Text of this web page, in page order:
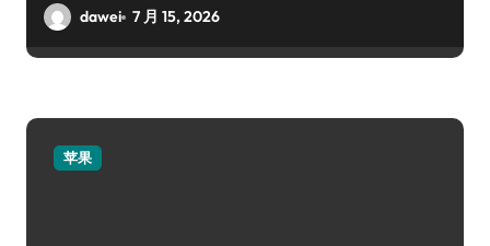
dawei 7 月 15, 2026
苹果